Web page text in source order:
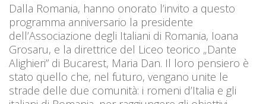
Dalla Romania, hanno onorato l’invito a questo
programma anniversario la presidente
dell’Associazione degli Italiani di Romania, Ioana
Grosaru, e la direttrice del Liceo teorico „Dante
Alighieri” di Bucarest, Maria Dan. Il loro pensiero è
stato quello che, nel futuro, vengano unite le
strade delle due comunità: i romeni d’Italia e gli